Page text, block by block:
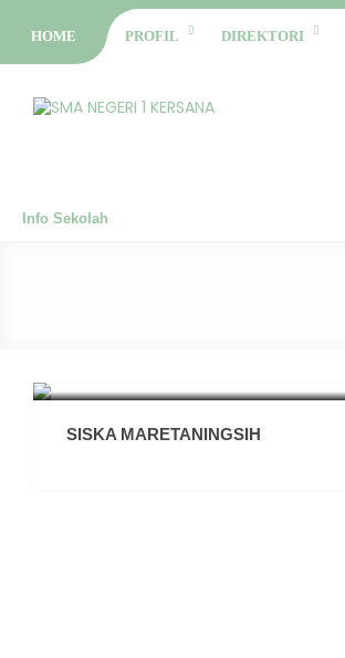
HOME PROFIL DIREKTORI
Info Sekolah
SISKA MARETANINGSIH